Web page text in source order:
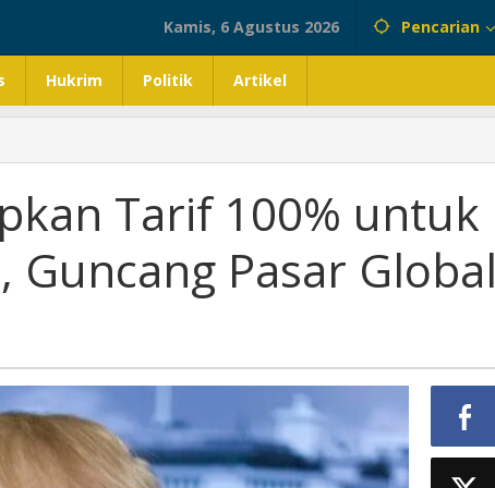
Kamis, 6 Agustus 2026 Pencarian
Hukrim Politik Artikel
Tarif 100% untuk
Pasar Global